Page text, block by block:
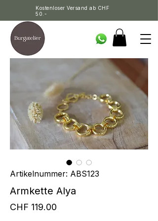
Kostenloser Versand ab CHF
50.-
Artikelnummer: ABS123
Armkette Alya
CHF 119.00